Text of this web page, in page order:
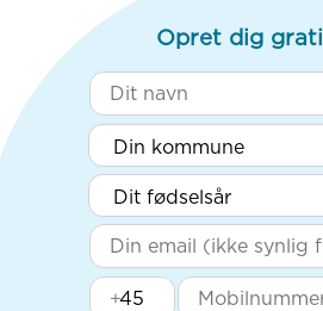
Opret dig
+